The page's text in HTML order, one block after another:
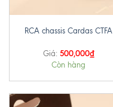
RCA chassis Cardas CTFA
Giá: 500,000₫
Còn hàng